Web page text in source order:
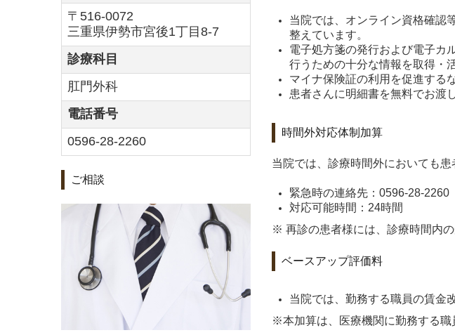
〒516-0072
三重県伊勢市宮後1丁目8-7
診療科目
肛門外科
電話番号
0596-28-2260
ご相談
当院では、オンライン資格確認
整えています。
電子処方箋の発行および電子カ
行うための十分な情報を取得・
マイナ保険証の利用を促進する
患者さんに明細書を無料でお渡
時間外対応体制加算
当院では、診療時間外においても
緊急時の連絡先：0596-28-2260
対応可能時間：24時間
※ 再診の患者様には、診療時間内
ベースアップ評価料
当院では、勤務する職員の賃金
※本加算は、医療機関に勤務する職